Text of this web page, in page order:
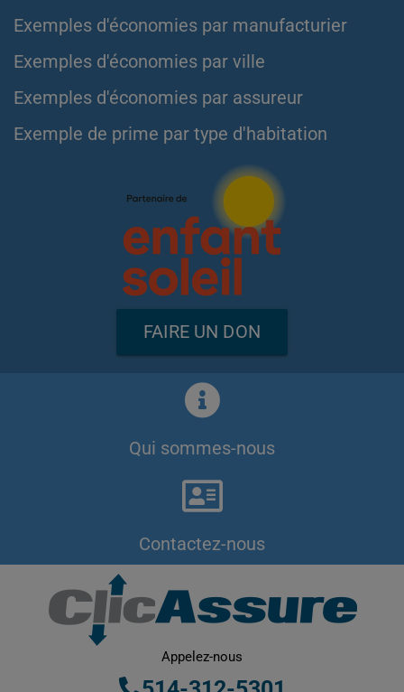
Exemples d'économies par manufacturier
Exemples d'économies par ville
Exemples d'économies par assureur
Exemple de prime par type d'habitation
FAIRE UN DON
Qui sommes-nous
Contactez-nous
Appelez-nous